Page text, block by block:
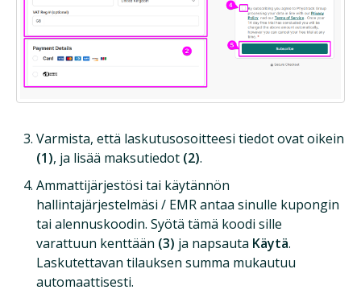
Varmista, että laskutusosoitteesi tiedot ovat oikein
(1), ja lisää maksutiedot (2).
Ammattijärjestösi tai käytännön
hallintajärjestelmäsi / EMR antaa sinulle kupongin
tai alennuskoodin. Syötä tämä koodi sille
varattuun kenttään (3) ja napsauta Käytä.
Laskutettavan tilauksen summa mukautuu
automaattisesti.